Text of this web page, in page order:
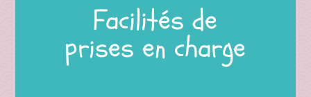
Facilités de
prises en charge